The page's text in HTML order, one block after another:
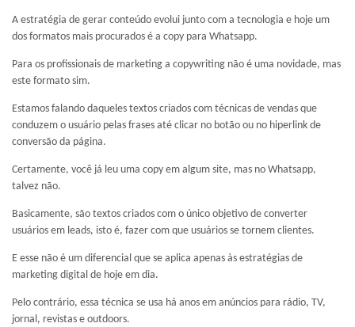
A estratégia de gerar conteúdo evolui junto com a tecnologia e hoje um
dos formatos mais procurados é a copy para Whatsapp.
Para os profissionais de marketing a copywriting não é uma novidade, mas
este formato sim.
Estamos falando daqueles textos criados com técnicas de vendas que
conduzem o usuário pelas frases até clicar no botão ou no hiperlink de
conversão da página.
Certamente, você já leu uma copy em algum site, mas no Whatsapp,
talvez não.
Basicamente, são textos criados com o único objetivo de converter
usuários em leads, isto é, fazer com que usuários se tornem clientes.
E esse não é um diferencial que se aplica apenas às estratégias de
marketing digital de hoje em dia.
Pelo contrário, essa técnica se usa há anos em anúncios para rádio, TV,
jornal, revistas e outdoors.